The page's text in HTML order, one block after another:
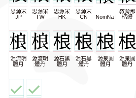
思源宋
JP
思源宋
TW
思源宋
HK
思源宋
CN
NomNaTong
教育部
楷體
源流明
體月
源流明
體丹
源石黑
體月
源石黑
體丹
源泉圓
體月
源泉圓
體丹